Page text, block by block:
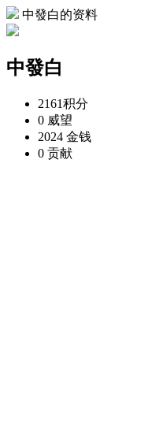
中發白的资料
中發白
2161积分
0 威望
2024 金钱
0 贡献